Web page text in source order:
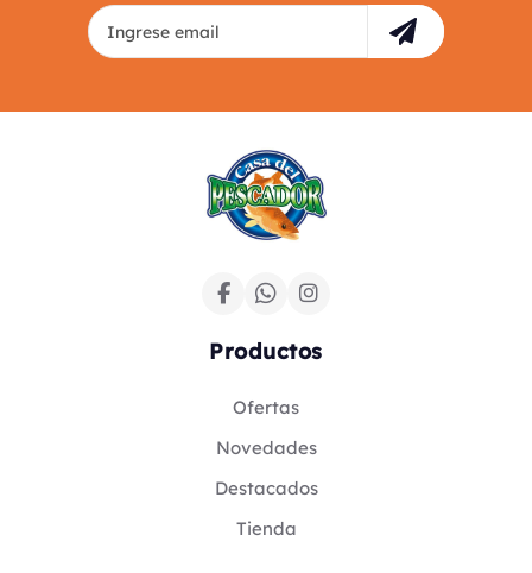
Productos
Ofertas
Novedades
Destacados
Tienda